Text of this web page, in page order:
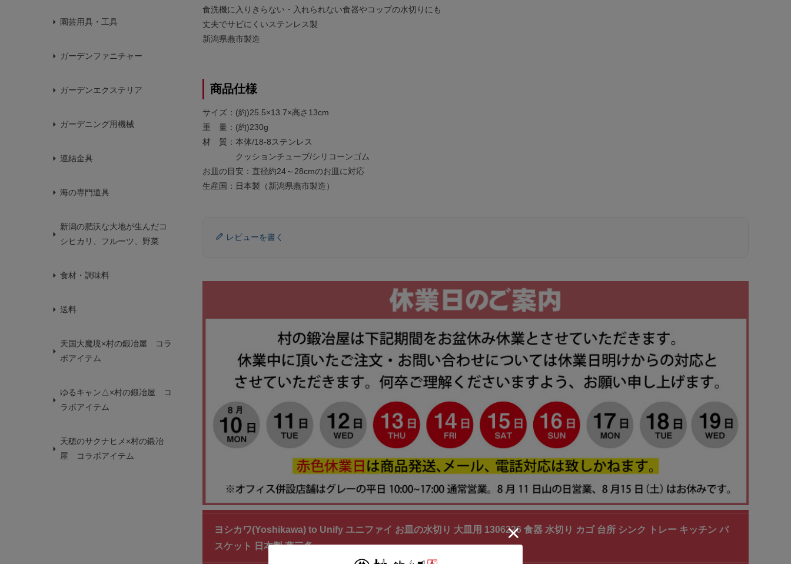
園芸用具・工具
ガーデンファニチャー
ガーデンエクステリア
ガーデニング用機械
連結金具
海の専門道具
新潟の肥沃な大地が生んだコ
シヒカリ、フルーツ、野菜
食材・調味料
送料
天国大魔境×村の鍛冶屋 コラ
ボアイテム
ゆるキャン△×村の鍛冶屋 コ
ラボアイテム
天穂のサクナヒメ×村の鍛冶
屋 コラボアイテム
食洗機に入りきらない・入れられない食器やコップの水切りにも
丈夫でサビにくいステンレス製
新潟県燕市製造
商品仕様
サイズ：(約)25.5×13.7×高さ13cm
重 量：(約)230g
材 質：本体/18-8ステンレス
クッションチューブ/シリコーンゴム
お皿の目安：直径約24～28cmのお皿に対応
生産国：日本製（新潟県燕市製造）
レビューを書く
ヨシカワ(Yoshikawa) to Unify ユニファイ お皿の水切り 大皿用 1306226 食器 水切り カゴ 台所 シンク トレー キッチン バ
スケット 日本製 燕三条